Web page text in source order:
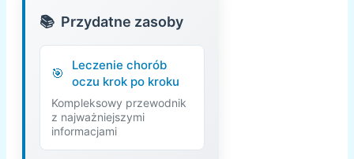
Przydatne zasoby
Leczenie chorób
oczu krok po kroku
Kompleksowy przewodnik
z najważniejszymi
informacjami